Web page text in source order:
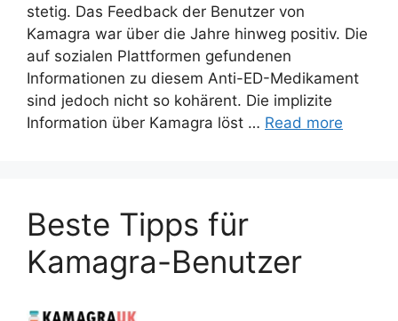
stetig. Das Feedback der Benutzer von
Kamagra war über die Jahre hinweg positiv. Die
auf sozialen Plattformen gefundenen
Informationen zu diesem Anti-ED-Medikament
sind jedoch nicht so kohärent. Die implizite
Information über Kamagra löst … Read more
Beste Tipps für
Kamagra-Benutzer